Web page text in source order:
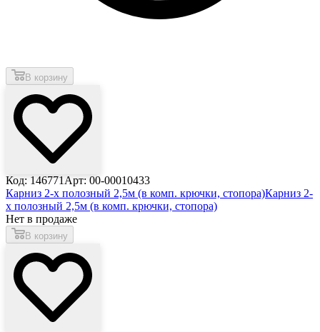
В корзину
Код: 146771 Арт: 00-00010433
Карниз 2-х полозный 2,5м (в комп. крючки, стопора)Карниз 2-
х полозный 2,5м (в комп. крючки, стопора)
Нет в продаже
В корзину